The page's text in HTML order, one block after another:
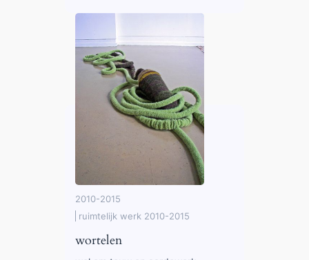
2010-2015
ruimtelijk werk 2010-2015
wortelen